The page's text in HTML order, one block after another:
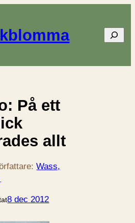
Sök
På ett
allt
Wass,
.
8 dec 2012